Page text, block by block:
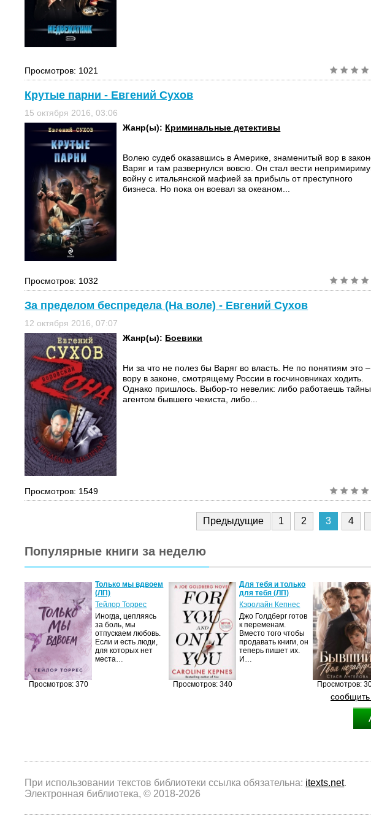
Просмотров: 1021
Крутые парни - Евгений Сухов
15 октября 2016, 03:06
Жанр(ы): Криминальные детективы
Волею судеб оказавшись в Америке, знаменитый вор в
Варяг и там развернулся вовсю. Он стал вести
войну с итальянской мафией за прибыль от преступного
бизнеса. Но пока он воевал за океаном...
Просмотров: 1032
За пределом беспредела (На воле) - Евгений Сухов
12 октября 2016, 07:07
Жанр(ы): Боевики
Ни за что не полез бы Варяг во власть. Не по понятиям это –
вору в законе, смотрящему России в госчиновниках ходить.
Однако пришлось. Выбор-то невелик: либо работаешь
агентом бывшего чекиста, либо...
Просмотров: 1549
Предыдущие 1 2 3 4
Популярные книги за неделю
Просмотров: 370
Только мы вдвоем
(ЛП)
Тейлор Торрес
Иногда, цепляясь
за боль, мы
отпускаем любовь.
Если и есть люди,
для которых нет
места…
Просмотров: 340
Для тебя и только
для тебя (ЛП)
Кэролайн Кепнес
Джо Голдберг готов
к переменам.
Вместо того чтобы
продавать книги, он
теперь пишет их.
И…
Просмотров:
При использовании текстов библиотеки ссылка обязательна: itexts.net.
Электронная библиотека, © 2018-2026